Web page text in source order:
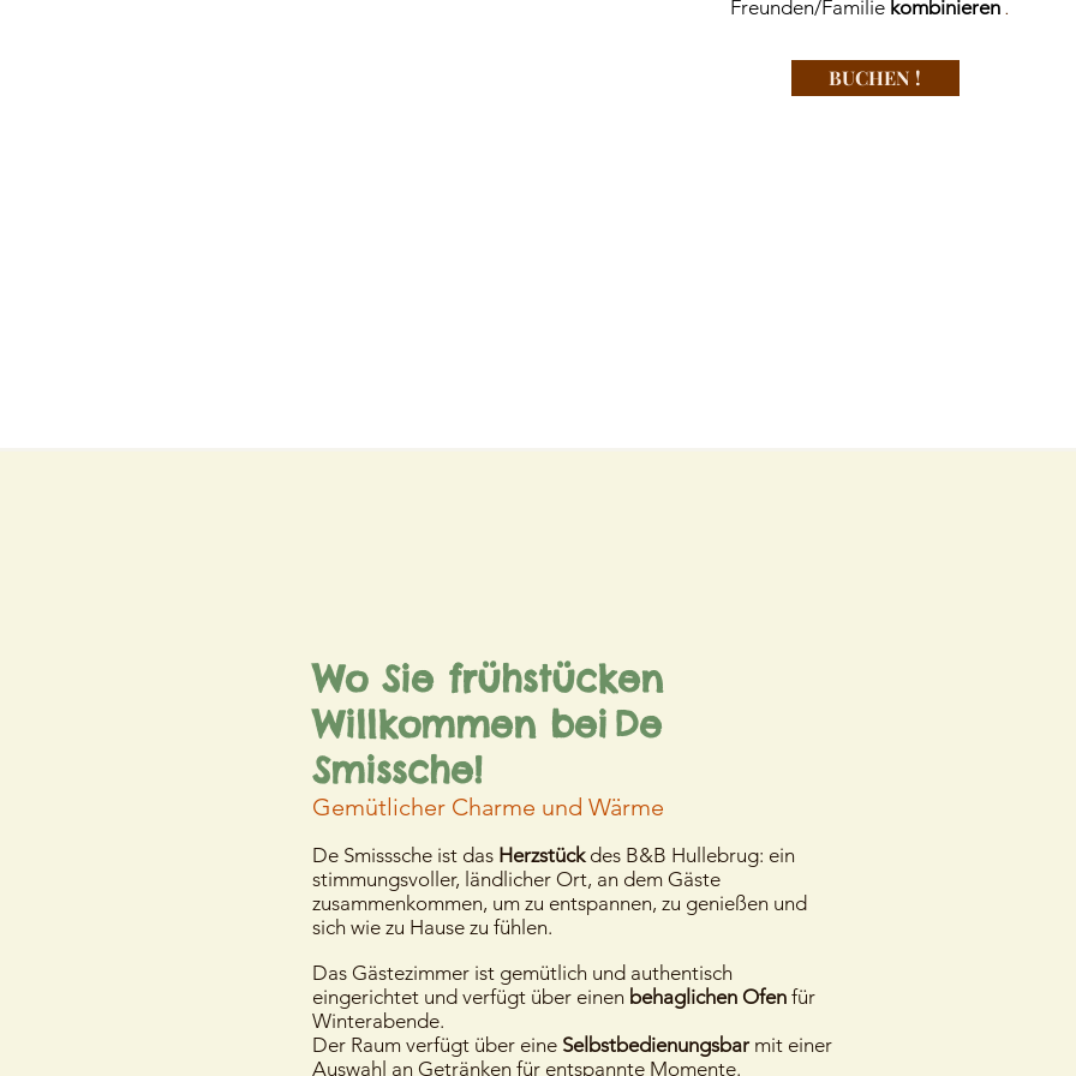
Freunden/Familie kombinieren .
BUCHEN !
Wo Sie frühstücken
Willkommen bei De
Smissche!
Gemütlicher Charme und Wärme
De Smisssche ist das Herzstückdes B&B Hullebrug: ein
stimmungsvoller, ländlicher Ort, an dem Gäste
zusammenkommen, um zu entspannen, zu genießen und
sich wie zu Hause zu fühlen.
Das Gästezimmer ist gemütlich und authentisch
eingerichtet und verfügt über einen behaglichen Ofen für
Winterabende.
Der Raum verfügt über eine Selbstbedienungsbar mit einer
Auswahl an Getränken für entspannte Momente.